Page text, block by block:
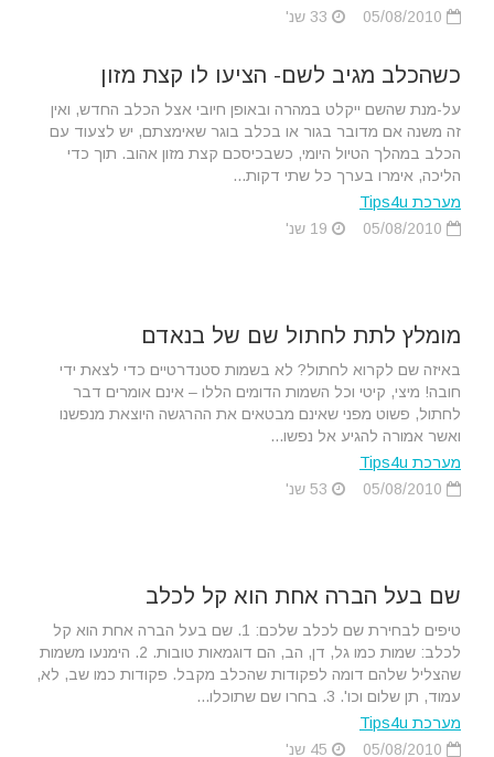
כשהכלב מגיב לשם- הציעו לו קצת מזון
על-מנת שהשם ייקלט במהרה ובאופן חיובי אצל הכלב החדש, ואין
זה משנה אם מדובר בגור או בכלב בוגר שאימצתם, יש לצעוד עם
הכלב במהלך הטיול היומי, כשבכיסכם קצת מזון אהוב. תוך כדי
הליכה, אימרו בערך כל שתי דקות...
מערכת Tips4u
מומלץ לתת לחתול שם של בנאדם
באיזה שם לקרוא לחתול? לא בשמות סטנדרטיים כדי לצאת ידי
חובה! מיצי, קיטי וכל השמות הדומים הללו – אינם אומרים דבר
לחתול, פשוט מפני שאינם מבטאים את ההרגשה היוצאת מנפשנו
ואשר אמורה להגיע אל נפשו...
מערכת Tips4u
שם בעל הברה אחת הוא קל לכלב
טיפים לבחירת שם לכלב שלכם: 1. שם בעל הברה אחת הוא קל
לכלב: שמות כמו גל, דן, הב, הם דוגמאות טובות. 2. הימנעו משמות
שהצליל שלהם דומה לפקודות שהכלב מקבל. פקודות כמו שב, לא,
עמוד, תן שלום וכו'. 3. בחרו שם שתוכלו...
מערכת Tips4u